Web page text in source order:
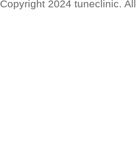
Copyright 2024 tuneclinic.